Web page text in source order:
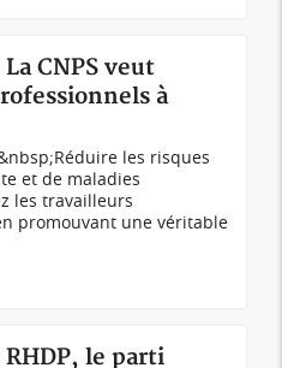
CNPS veut
à
les risques
et de maladies
les travailleurs
promouvant une véritable
le parti